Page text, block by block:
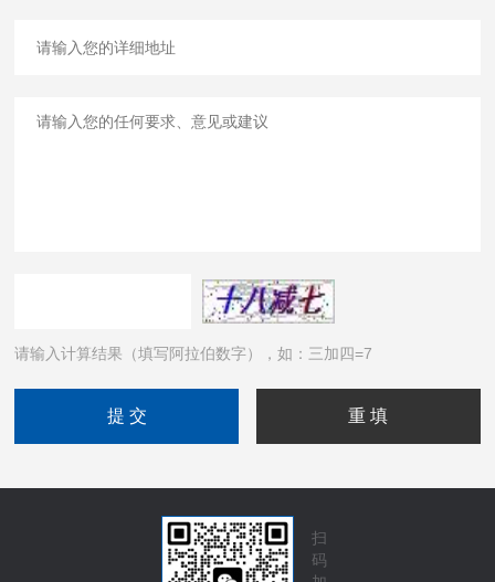
请输入计算结果（填写阿拉伯数字），如：三加四=7
扫
码